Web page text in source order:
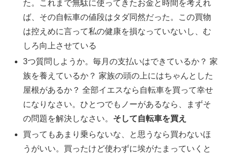
た。これまで無駄に使ってきたお金と時間を考えれ
ば、その自転車の値段はタダ同然だった。この買物
は控えめに言って私の健康を損なっていないし、む
しろ向上させている
3つ質問しようか。毎月の支払いはできているか？ 家
族を養えているか？ 家族の頭の上にはちゃんとした
屋根があるか？ 全部イエスなら自転車を買って幸せ
になりなさい。ひとつでもノーがあるなら、まずそ
の問題を解決しなさい。 そして自転車を買え
買ってもあまり乗らないな、と思うなら買わないほ
うがいい。買ったけど使わずに埃がたまっていくと